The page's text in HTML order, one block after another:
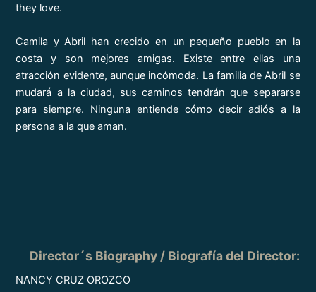
they love.
Camila y Abril han crecido en un pequeño pueblo en la
costa y son mejores amigas. Existe entre ellas una
atracción evidente, aunque incómoda. La familia de Abril se
mudará a la ciudad, sus caminos tendrán que separarse
para siempre. Ninguna entiende cómo decir adiós a la
persona a la que aman.
Director´s Biography / Biografía del Director:
NANCY CRUZ OROZCO